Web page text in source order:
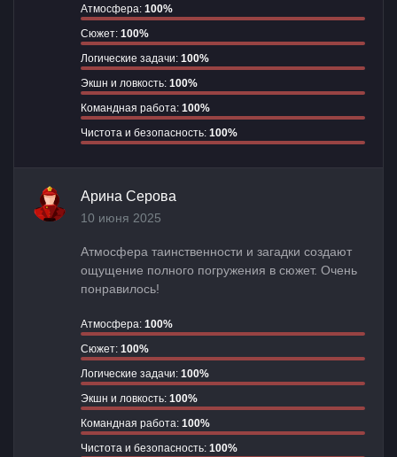
Атмосфера: 100%
Сюжет: 100%
Логические задачи: 100%
Экшн и ловкость: 100%
Командная работа: 100%
Чистота и безопасность: 100%
Арина Серова
10 июня 2025
Атмосфера таинственности и загадки создают
ощущение полного погружения в сюжет. Очень
понравилось!
Атмосфера: 100%
Сюжет: 100%
Логические задачи: 100%
Экшн и ловкость: 100%
Командная работа: 100%
Чистота и безопасность: 100%